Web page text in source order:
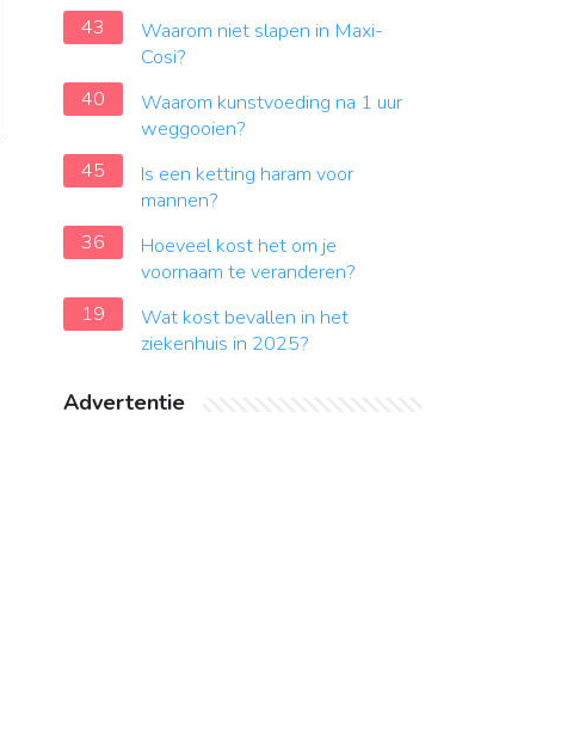
43
Waarom niet slapen in Maxi-
Cosi?
40
Waarom kunstvoeding na 1 uur
weggooien?
45
Is een ketting haram voor
mannen?
36
Hoeveel kost het om je
voornaam te veranderen?
19
Wat kost bevallen in het
ziekenhuis in 2025?
Advertentie